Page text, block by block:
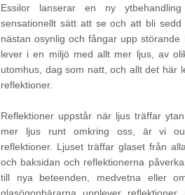
Essilor lanserar en ny
sensationellt sätt att se och att bli
nästan osynlig och fångar upp
lever i en miljö med allt mer ljus, av
utomhus, dag som natt, och allt det här
reflektioner.
Reflektioner uppstår när ljus träffar
mer ljus runt omkring oss, är vi
reflektioner. Ljuset träffar glaset från
och baksidan och reflektionerna
till nya beteenden, medvetna eller